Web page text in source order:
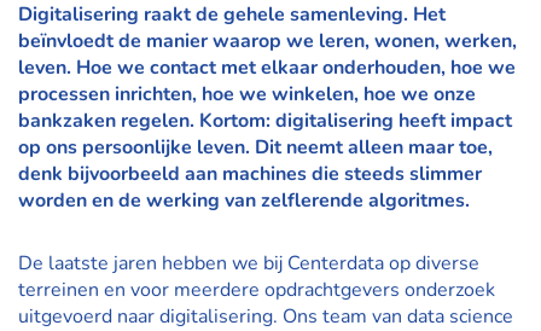
Digitalisering raakt de gehele samenleving. Het
beïnvloedt de manier waarop we leren, wonen, werken,
leven. Hoe we contact met elkaar onderhouden, hoe we
processen inrichten, hoe we winkelen, hoe we onze
bankzaken regelen. Kortom: digitalisering heeft impact
op ons persoonlijke leven. Dit neemt alleen maar toe,
denk bijvoorbeeld aan machines die steeds slimmer
worden en de werking van zelflerende algoritmes.
De laatste jaren hebben we bij Centerdata op diverse
terreinen en voor meerdere opdrachtgevers onderzoek
uitgevoerd naar digitalisering. Ons team van data science